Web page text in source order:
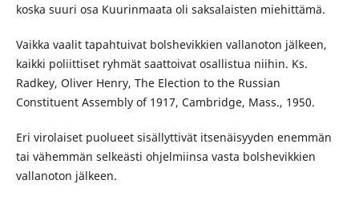
koska suuri osa Kuurinmaata oli saksalaisten miehittämä.
Vaikka vaalit tapahtuivat bolshevikkien vallanoton jälkeen,
kaikki poliittiset ryhmät saattoivat osallistua niihin. Ks.
Radkey, Oliver Henry, The Election to the Russian
Constituent Assembly of 1917, Cambridge, Mass., 1950.
Eri virolaiset puolueet sisällyttivät itsenäisyyden enemmän
tai vähemmän selkeästi ohjelmiinsa vasta bolshevikkien
vallanoton jälkeen.